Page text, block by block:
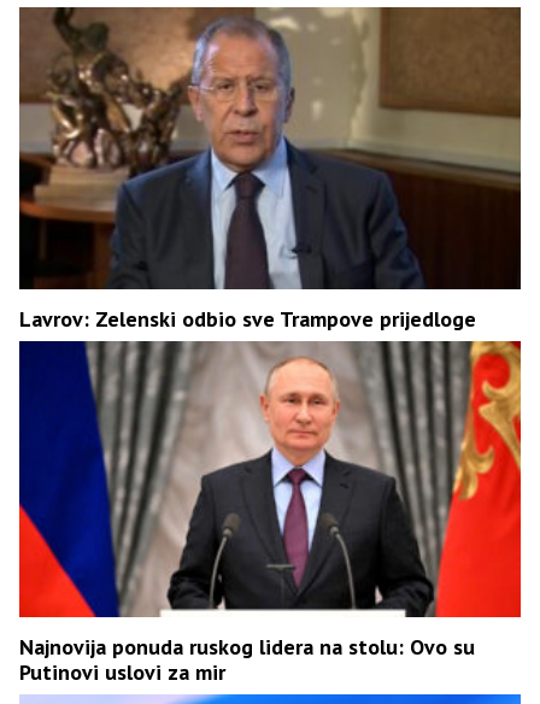
Lavrov: Zelenski odbio sve Trampove prijedloge
Najnovija ponuda ruskog lidera na stolu: Ovo su
Putinovi uslovi za mir